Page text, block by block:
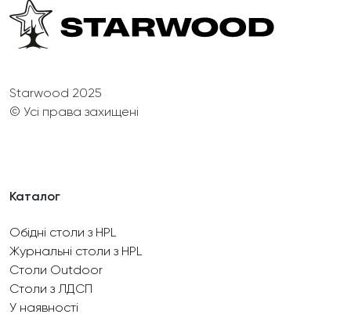
Starwood 2025
© Усі права захищені
Каталог
Обідні столи з HPL
Журнальні столи з HPL
Столи Outdoor
Столи з ЛДСП
У наявності